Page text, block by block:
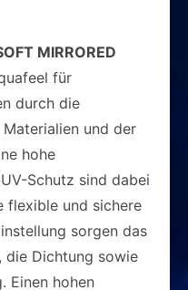
MIRRORED
für
durch die
und der
hohe
Schutz sind dabei
flexible und sichere
sorgen das
die Dichtung sowie
Einen hohen